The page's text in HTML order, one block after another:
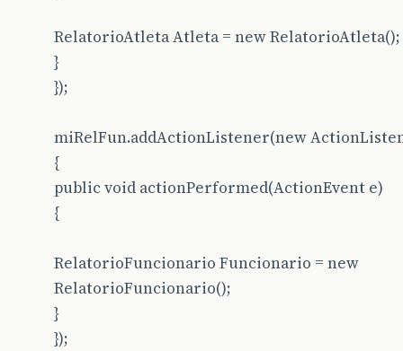
RelatorioAtleta Atleta = new RelatorioAtleta();
}
});
miRelFun.addActionListener(new
{
public void actionPerformed(ActionEvent e)
{
RelatorioFuncionario Funcionario = new
RelatorioFuncionario();
}
});